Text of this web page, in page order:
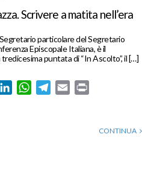
Scrivere a matita nell’era
particolare del Segretario
Episcopale Italiana, è il
puntata di “In Ascolto”, il […]
PinterestLinkedInWhatsApp
Telegram
Email
CONTINUA